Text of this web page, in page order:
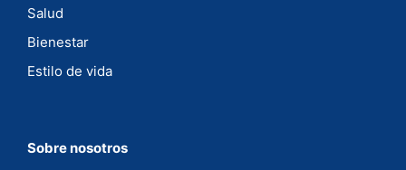
Salud
Bienestar
Estilo de vida
Sobre nosotros